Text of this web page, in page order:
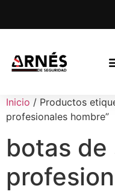
Inicio / Productos
profesionales hombre”
botas de